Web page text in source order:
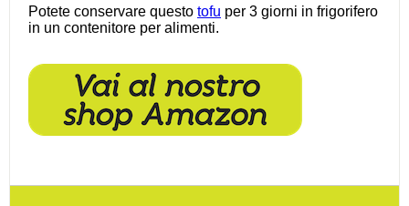
Potete conservare questo tofu per 3 giorni in frigorifero
in un contenitore per alimenti.